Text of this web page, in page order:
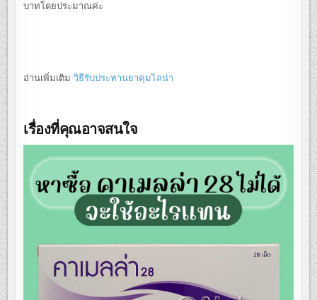
บาทโดยประมาณค่ะ
อ่านเพิ่มเติมวิธีรับประทานยาคุมไลน่า
เรื่องที่คุณอาจสนใจ